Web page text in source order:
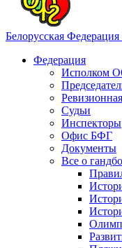
Белорусская Федерация
Федерация
Исполком
Судьи
Инспекторы
Офис БФГ
Документы
Все о